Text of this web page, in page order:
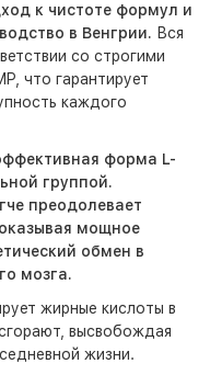
к чистоте формул и
в Венгрии. Вся
со строгими
что гарантирует
каждого
форма L-
группой.
преодолевает
мощное
обмен в
мозга.
жирные кислоты в
высвобождая
жизни.